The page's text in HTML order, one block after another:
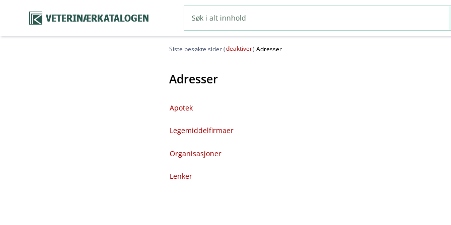
VETERINÆRKATALOGEN
Siste besøkte sider (deaktiver) Adresser
Adresser
Apotek
Legemiddelfirmaer
Organisasjoner
Lenker